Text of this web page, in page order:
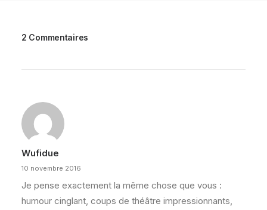
2 Commentaires
Wufidue
10 novembre 2016
Je pense exactement la même chose que vous :
humour cinglant, coups de théâtre impressionnants,